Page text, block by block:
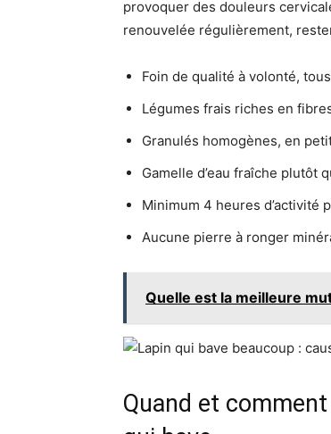
provoquer des douleurs
renouvelée régulièrement,
Foin de qualité à volonté,
Légumes frais riches en
Granulés homogènes, en
Gamelle d’eau fraîche plutôt
Minimum 4 heures d’activité
Aucune pierre à ronger
Quelle est la meilleure
Quand et